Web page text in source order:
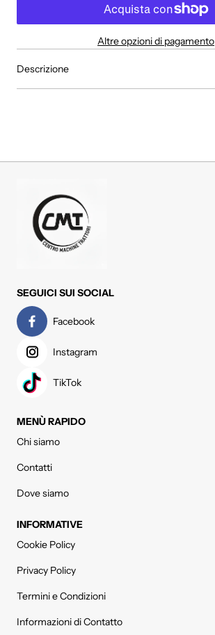
Altre opzioni di pagamento
Descrizione
SEGUICI SUI SOCIAL
Facebook
Instagram
TikTok
MENÙ RAPIDO
Chi siamo
Contatti
Dove siamo
INFORMATIVE
Cookie Policy
Privacy Policy
Termini e Condizioni
Informazioni di Contatto